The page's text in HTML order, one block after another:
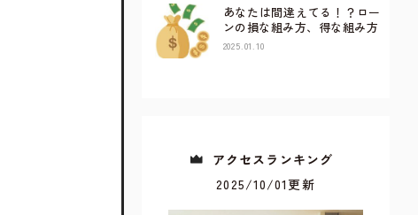
あなたは間違えてる！？ロー
ンの損な組み方、得な組み方
2025.01.10
アクセスランキング
2025/10/01更新